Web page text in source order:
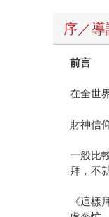
序／導
前言
在全世
財神信
一般比
拜，不
《這